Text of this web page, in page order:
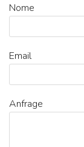
Nome
Email
Anfrage